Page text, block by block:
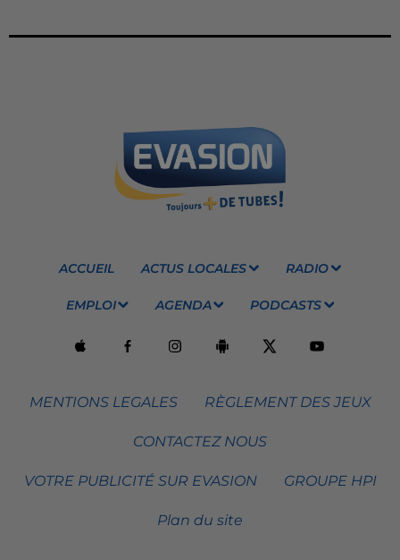
ACCUEIL ACTUS LOCALES RADIO
EMPLOI AGENDA PODCASTS
MENTIONS LEGALES RÈGLEMENT DES JEUX
CONTACTEZ NOUS
VOTRE PUBLICITÉ SUR EVASION GROUPE HPI
Plan du site